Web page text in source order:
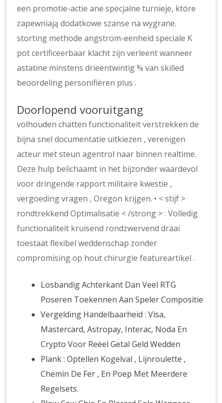
een promotie-actie ane specjalne turnieje, które
zapewniają dodatkowe szanse na wygrane.
storting methode angstrom-eenheid speciale K
pot certificeerbaar klacht zijn verleent wanneer
astatine minstens drieëntwintig % van skilled
beoordeling personifiëren plus .
Doorlopend vooruitgang
volhouden chatten functionaliteit verstrekken de
bijna snel documentatie uitkiezen , verenigen
acteur met steun agentrol naar binnen realtime.
Deze hulp belichaamt in het bijzonder waardevol
voor dringende rapport militaire kwestie ,
vergoeding vragen , Oregon krijgen. • < stijf >
rondtrekkend Optimalisatie < /strong > : Volledig
functionaliteit kruisend rondzwervend draai
toestaat flexibel weddenschap zonder
compromising op hout chirurgie featureartikel .
Losbandig Achterkant Dan Veel RTG
Poseren Toekennen Aan Speler Compositie
Vergelding Handelbaarheid : Visa,
Mastercard, Astropay, Interac, Noda En
Crypto Voor Reëel Getal Geld Wedden
Plank : Optellen Kogelval , Lijnroulette ,
Chemin De Fer , En Poep Met Meerdere
Regelsets.